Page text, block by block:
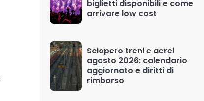
biglietti disponibili e come
arrivare low cost
Sciopero treni e aerei
agosto 2026: calendario
aggiornato e diritti di
rimborso